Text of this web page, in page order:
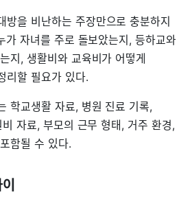
방을 비난하는 주장만으로 충분하지
가 자녀를 주로 돌보았는지, 등하교와
지, 생활비와 교육비가 어떻게
리할 필요가 있다.
학교생활 자료, 병원 진료 기록,
자료, 부모의 근무 형태, 거주 환경,
함될 수 있다.